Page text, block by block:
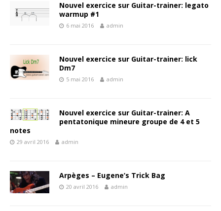
Nouvel exercice sur Guitar-trainer: legato
warmup #1
6 mai 2016 admin
Nouvel exercice sur Guitar-trainer: lick
Dm7
5 mai 2016 admin
Nouvel exercice sur Guitar-trainer: A
pentatonique mineure groupe de 4 et 5
notes
29 avril 2016 admin
Arpèges – Eugene’s Trick Bag
20 avril 2016 admin